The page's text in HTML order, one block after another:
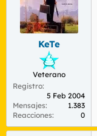
KeTe
Veterano
Registro
5 Feb 2004
Mensajes
1.383
Reacciones
0